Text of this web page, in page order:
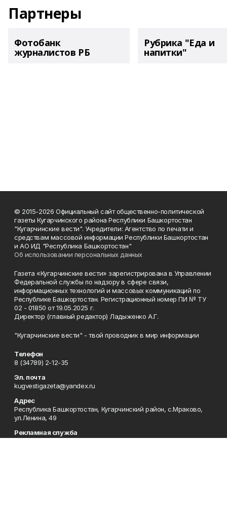
Партнеры
Фотобанк
журналистов РБ
Рубрика "Еда и
напитки"
© 2015-2026 Официальный сайт общественно-политической
газеты Кугарчинского района Республики Башкортостан
"Кугарчинские вести". Учредители: Агентство по печати и
средствам массовой информации Республики Башкортостан
и АО ИД "Республика Башкортостан"
Об использовании персональных данных
Газета «Кугарчинские вести» зарегистрирована в Управлении
Федеральной службы по надзору в сфере связи,
информационных технологий и массовых коммуникаций по
Республике Башкортостан. Регистрационный номер ПИ № ТУ
02 - 01850 от 19.05.2025 г.
Директор (главный редактор) Ладыженко А.Г.
"Кугарчинские вести" - твой проводник в мир информации
Телефон
8 (34789) 2-12-35
Эл. почта
kugvestigazeta@yandex.ru
Адрес
Республика Башкортостан, Кугарчинский район, с.Мраково,
ул.Ленина, 49
Рекламная служба